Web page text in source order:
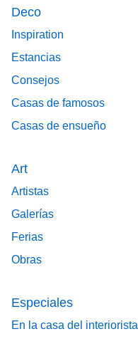
Deco
Inspiration
Estancias
Consejos
Casas de famosos
Casas de ensueño
Art
Artistas
Galerías
Ferias
Obras
Especiales
En la casa del interiorista